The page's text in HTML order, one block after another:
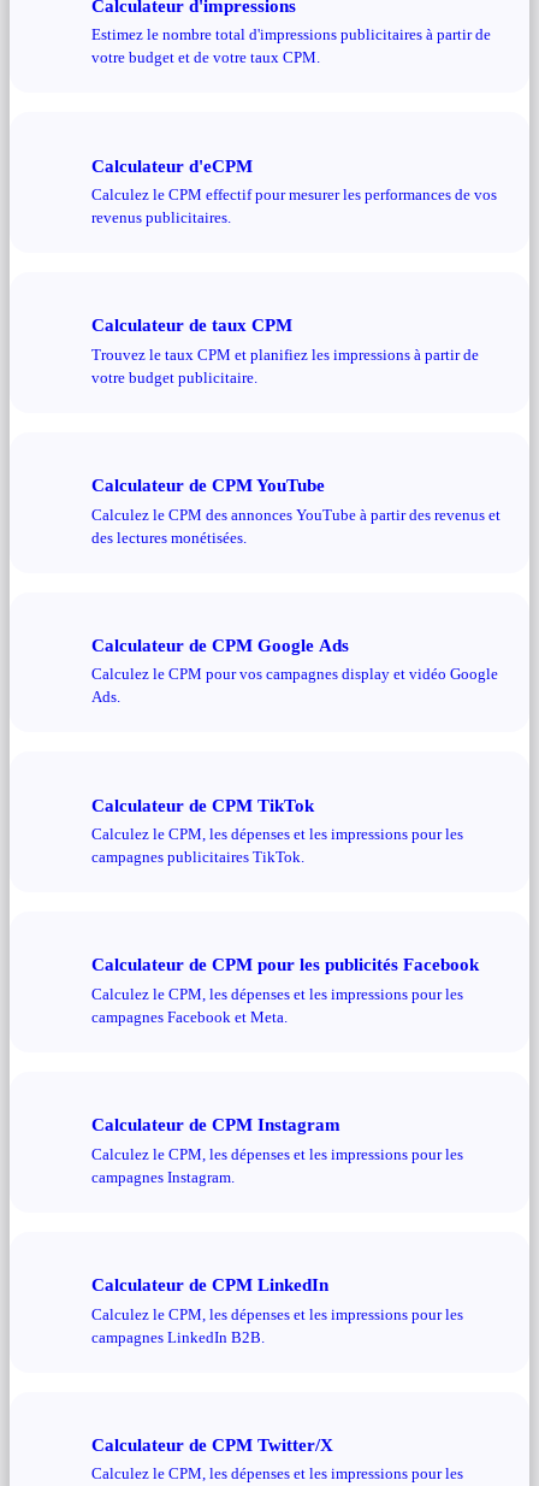
Calculateur d'impressions
Estimez le nombre total d'impressions publicitaires à partir de
votre budget et de votre taux CPM.
Calculateur d'eCPM
Calculez le CPM effectif pour mesurer les performances de vos
revenus publicitaires.
Calculateur de taux CPM
Trouvez le taux CPM et planifiez les impressions à partir de
votre budget publicitaire.
Calculateur de CPM YouTube
Calculez le CPM des annonces YouTube à partir des revenus et
des lectures monétisées.
Calculateur de CPM Google Ads
Calculez le CPM pour vos campagnes display et vidéo Google
Ads.
Calculateur de CPM TikTok
Calculez le CPM, les dépenses et les impressions pour les
campagnes publicitaires TikTok.
Calculateur de CPM pour les publicités Facebook
Calculez le CPM, les dépenses et les impressions pour les
campagnes Facebook et Meta.
Calculateur de CPM Instagram
Calculez le CPM, les dépenses et les impressions pour les
campagnes Instagram.
Calculateur de CPM LinkedIn
Calculez le CPM, les dépenses et les impressions pour les
campagnes LinkedIn B2B.
Calculateur de CPM Twitter/X
Calculez le CPM, les dépenses et les impressions pour les